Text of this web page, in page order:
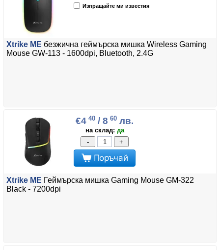
Изпращайте ми известия
Xtrike ME безжична геймърска мишка Wireless Gaming
Mouse GW-113 - 1600dpi, Bluetooth, 2.4G
€4 40 / 8 60 лв.
на склад: да
-
+
Поръчай
Xtrike ME Геймърска мишка Gaming Mouse GM-322
Black - 7200dpi